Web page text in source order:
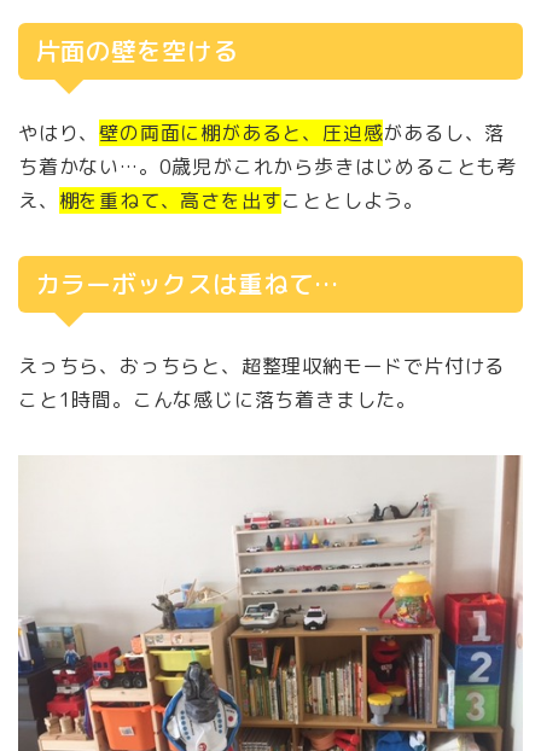
片面の壁を空ける
やはり、壁の両面に棚があると、圧迫感があるし、落
ち着かない…。0歳児がこれから歩きはじめることも考
え、 棚を重ねて、高さを出すこととしよう。
カラーボックスは重ねて…
えっちら、おっちらと、超整理収納モードで片付ける
こと1時間。こんな感じに落ち着きました。